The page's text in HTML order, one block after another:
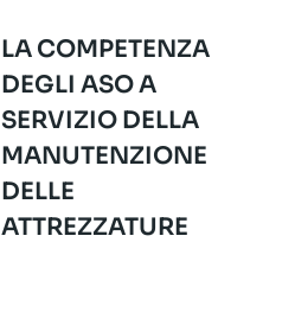
LA COMPETENZA
DEGLI ASO A
SERVIZIO DELLA
MANUTENZIONE
DELLE
ATTREZZATURE